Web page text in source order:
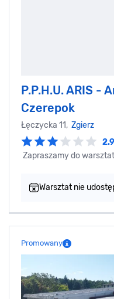
P.P.H.U. ARIS -
Czerepok
Łęczycka 11, Zgierz
2.9
Zapraszamy do
Warsztat nie
Promowany